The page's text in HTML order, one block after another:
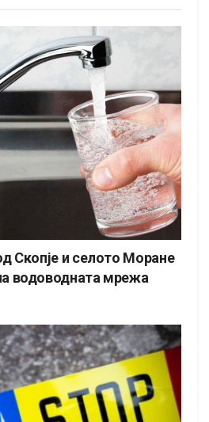
Скопје и селото Моране
водоводната мрежа